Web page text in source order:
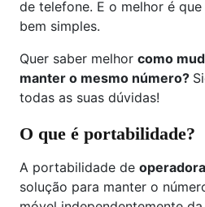
de telefone. E o melhor é
bem simples.
Quer saber melhor como
manter o mesmo número?
todas as suas dúvidas!
O que é portabilidade?
A portabilidade de
solução para manter o